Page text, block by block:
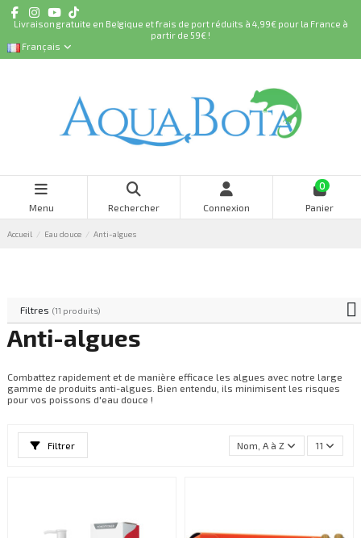
Livraison gratuite en Belgique et frais de port réduits à 4,99€ pour la France à
partir de 59€ !
Français
Menu Rechercher Connexion
0
Panier
Accueil Eau douce Anti-algues
Anti-algues
Combattez rapidement et de manière efficace les algues avec notre large
gamme de produits anti-algues. Bien entendu, ils minimisent les risques
pour vos poissons d'eau douce !
Filtrer Nom, A à Z 11
Filtres (11 produits)